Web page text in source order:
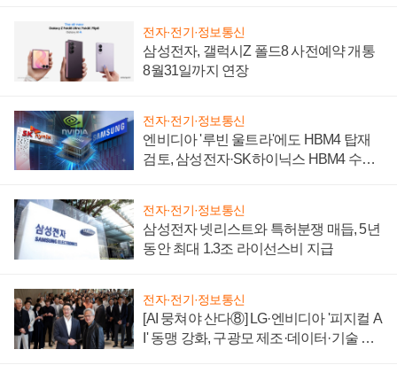
전자·전기·정보통신
삼성전자, 갤럭시Z 폴드8 사전예약 개통
8월31일까지 연장
전자·전기·정보통신
엔비디아 '루빈 울트라'에도 HBM4 탑재
검토, 삼성전자·SK하이닉스 HBM4 수율
전자·전기·정보통신
삼성전자 넷리스트와 특허분쟁 매듭, 5년
동안 최대 1.3조 라이선스비 지급
전자·전기·정보통신
[AI 뭉쳐야 산다⑧] LG·엔비디아 '피지컬 A
I' 동맹 강화, 구광모 제조·데이터·기술 결